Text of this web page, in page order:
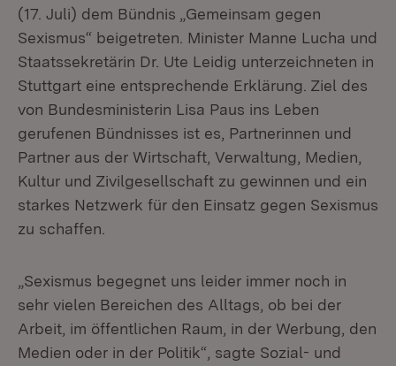
(17. Juli) dem Bündnis „Gemeinsam gegen
Sexismus“ beigetreten. Minister Manne Lucha und
Staatssekretärin Dr. Ute Leidig unterzeichneten in
Stuttgart eine entsprechende Erklärung. Ziel des
von Bundesministerin Lisa Paus ins Leben
gerufenen Bündnisses ist es, Partnerinnen und
Partner aus der Wirtschaft, Verwaltung, Medien,
Kultur und Zivilgesellschaft zu gewinnen und ein
starkes Netzwerk für den Einsatz gegen Sexismus
zu schaffen.
„Sexismus begegnet uns leider immer noch in
sehr vielen Bereichen des Alltags, ob bei der
Arbeit, im öffentlichen Raum, in der Werbung, den
Medien oder in der Politik“, sagte Sozial- und